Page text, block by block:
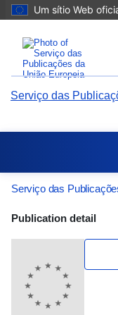
Um sítio Web
Serviço das
Serviço das
Publication
Publication detail